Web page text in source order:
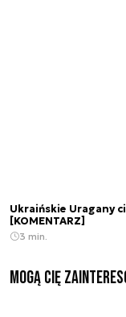
Ukraińskie Uragany
[KOMENTARZ]
3 min.
Mogą Cię